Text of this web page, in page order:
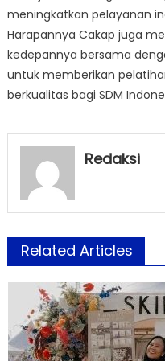
meningkatkan pelayanan
Harapannya Cakap juga
kedepannya bersama
untuk memberikan
berkualitas bagi SDM
Redaksi
Related Articles